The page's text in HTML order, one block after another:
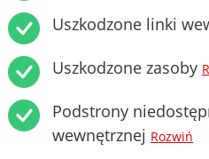
Uszkodzone linki
Uszkodzone zasoby
Podstrony
wewnętrznej Rozwiń